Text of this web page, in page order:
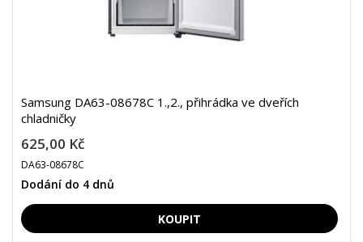
Samsung DA63-08678C 1.,2., přihrádka ve dveřích
chladničky
625,00 Kč
DA63-08678C
Dodání do 4 dnů